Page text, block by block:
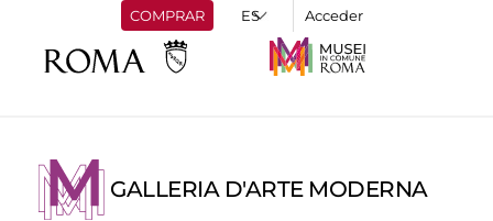
COMPRAR Acceder
GALLERIA D'ARTE MODERNA